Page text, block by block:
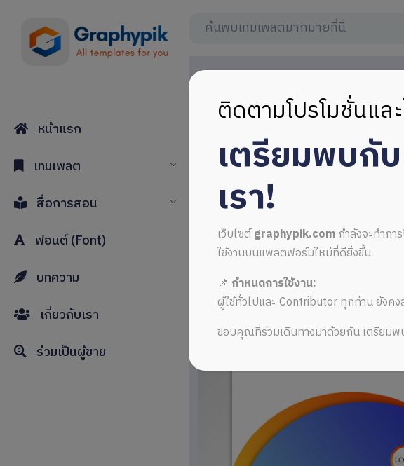
หน้าแรก
เทมเพลต
สื่อการสอน
ฟอนต์ (Font)
บทความ
เกี่ยวกับเรา
ร่วมเป็นผู้ขาย
ติดตามโปรโมชั่นแ
เตรียมพบกั
เรา!
เว็บไซต์graphypik.comกำลังจะทำกา
ใช้งานบนแพลตฟอร์มใหม่ที่ดียิ่งขึ้น
📌 กำหนดการใช้งาน:
ผู้ใช้ทั่วไปและ Contributor ทุกท่าน ยังค
ขอบคุณที่ร่วมเดินทางมาด้วยกัน เตรียม